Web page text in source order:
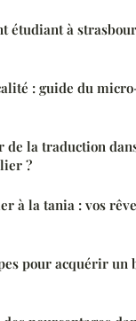
étudiant à
: guide du
de la traduction
?
à la tania : vos
pour acquérir un